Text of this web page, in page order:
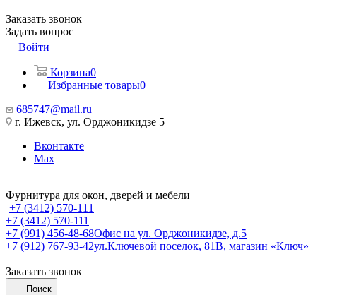
Заказать звонок
Задать вопрос
Войти
Корзина0
Избранные товары0
685747@mail.ru
г. Ижевск, ул. Орджоникидзе 5
Вконтакте
Max
Фурнитура для окон, дверей и мебели
+7 (3412) 570-111
+7 (3412) 570-111
+7 (991) 456-48-68Офис на ул. Орджоникидзе, д.5
+7 (912) 767-93-42ул.Ключевой поселок, 81В, магазин «Ключ»
Заказать звонок
Поиск